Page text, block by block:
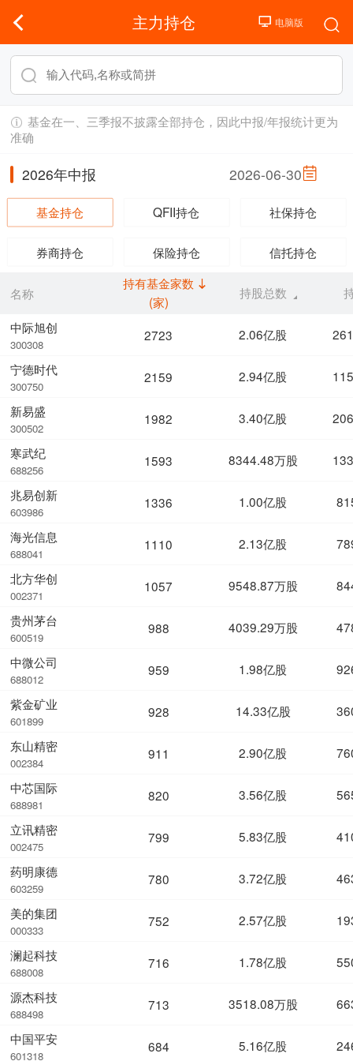
主力持仓
基金在一、三季报不披露全部持仓，因此中报/年报统计更为
准确
2026年中报 2026-06-30
基金持仓 QFII持仓 社保持仓
券商持仓 保险持仓 信托持仓
名称
中际旭创
300308
宁德时代
300750
新易盛
300502
寒武纪
688256
兆易创新
603986
海光信息
688041
北方华创
002371
贵州茅台
600519
中微公司
688012
紫金矿业
601899
东山精密
002384
中芯国际
688981
立讯精密
002475
药明康德
603259
美的集团
000333
澜起科技
688008
源杰科技
688498
中国平安
601318
持有基金家数
(家)
持股总数
2723 2.06亿股
2159 2.94亿股
1982 3.40亿股
1593 8344.48万股
1336 1.00亿股
1110 2.13亿股
1057 9548.87万股
988 4039.29万股
959 1.98亿股
928 14.33亿股
911 2.90亿股
820 3.56亿股
799 5.83亿股
780 3.72亿股
752 2.57亿股
716 1.78亿股
713 3518.08万股
684 5.16亿股